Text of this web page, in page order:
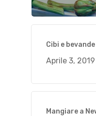
Cibi e
Aprile 3, 2019
Mangiare a